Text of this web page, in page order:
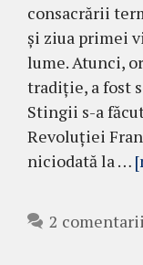
consacrării
și ziua primei
lume. Atunci,
tradiție, a fost
Stingii s-a
Revoluției
niciodată la …
2 comentarii